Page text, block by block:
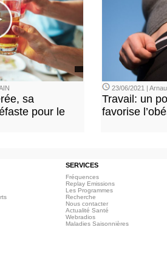
sa
pour le
23/06/2021 |
Travail: un
favorise
SERVICES
Fréquences
Replay Emissions
Les Programmes
Recherche
Nous contacter
Actualité Santé
Webradios
Maladies Saisonnières